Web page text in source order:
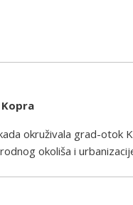
okruživala grad-otok
okoliša i